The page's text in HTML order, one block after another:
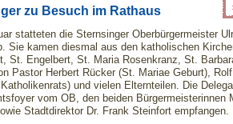
zu Besuch im Rathaus
statteten die Sternsinger Oberbürgermeister
Sie kamen diesmal aus den katholischen
St. Engelbert, St. Maria Rosenkranz, St.
Pastor Herbert Rücker (St. Mariae Geburt),
und vielen Elternteilen. Die
vom OB, den beiden Bürgermeisterinnen
Stadtdirektor Dr. Frank Steinfort empfangen.